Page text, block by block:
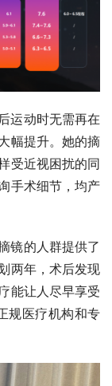
运动时无需再在
幅提升。她的摘
受近视困扰的同
手术细节，均产
镜的人群提供了
两年，术后发现
能让人尽早享受
规医疗机构和专